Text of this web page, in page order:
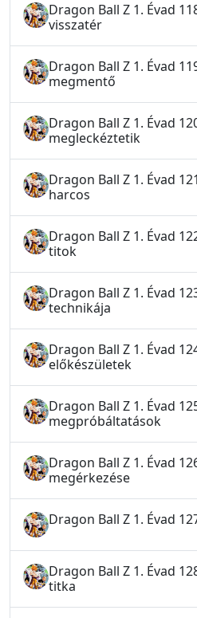
Dragon Ball Z 1. Évad
visszatér
Dragon Ball Z 1. Évad
megmentő
Dragon Ball Z 1. Évad
megleckéztetik
Dragon Ball Z 1. Évad
harcos
Dragon Ball Z 1. Évad
titok
Dragon Ball Z 1. Évad
technikája
Dragon Ball Z 1. Évad
előkészületek
Dragon Ball Z 1. Évad
megpróbáltatások
Dragon Ball Z 1. Évad
megérkezése
Dragon Ball Z 1. Évad
Dragon Ball Z 1. Évad
titka